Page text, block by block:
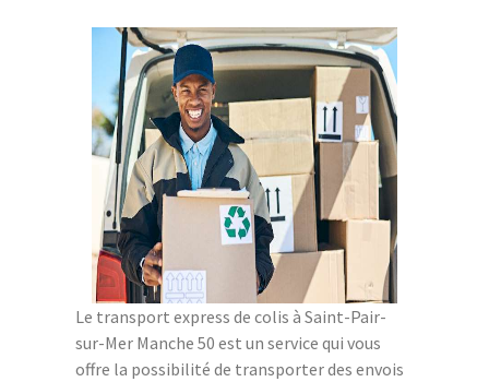
Le transport express de colis à Saint-Pair-
sur-Mer Manche 50 est un service qui vous
offre la possibilité de transporter des envois